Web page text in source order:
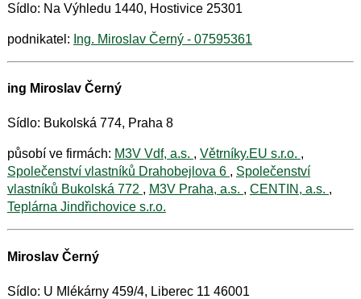
Sídlo: Na Výhledu 1440, Hostivice 25301
podnikatel: Ing. Miroslav Černý - 07595361
ing Miroslav Černý
Sídlo: Bukolská 774, Praha 8
působí ve firmách: M3V Vdf, a.s. , Větrníky.EU s.r.o. ,
Společenství vlastníků Drahobejlova 6 , Společenství
vlastníků Bukolská 772 , M3V Praha, a.s. , CENTIN, a.s. ,
Teplárna Jindřichovice s.r.o.
Miroslav Černý
Sídlo: U Mlékárny 459/4, Liberec 11 46001